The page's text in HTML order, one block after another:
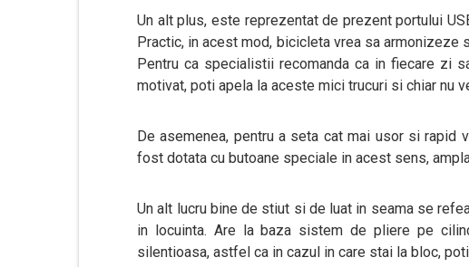
Un alt plus, este reprezentat de prezent portului
Practic, in acest mod, bicicleta vrea sa armonizeze
Pentru ca specialistii recomanda ca in fiecare zi
motivat, poti apela la aceste mici trucuri si chiar nu
De asemenea, pentru a seta cat mai usor si rapid
fost dotata cu butoane speciale in acest sens,
Un alt lucru bine de stiut si de luat in seama se
in locuinta. Are la baza sistem de pliere pe
silentioasa, astfel ca in cazul in care stai la bloc,